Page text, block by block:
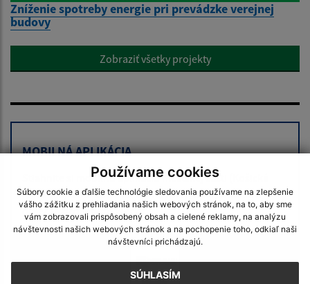
Používame cookies
Súbory cookie a ďalšie technológie sledovania používame na zlepšenie
vášho zážitku z prehliadania našich webových stránok, na to, aby sme
vám zobrazovali prispôsobený obsah a cielené reklamy, na analýzu
návštevnosti našich webových stránok a na pochopenie toho, odkiaľ naši
návštevníci prichádzajú.
SÚHLASÍM
Zníženie spotreby energie pri prevádzke verejnej
budovy
Zobraziť všetky projekty
MOBILNÁ APLIKÁCIA
Stiahnite si mobilnú aplikáciu mestskej časti (Košická
Nová Ves) a dostaňte všetkynovinky,upozornenia a
dôležité oznamydo vrecka.